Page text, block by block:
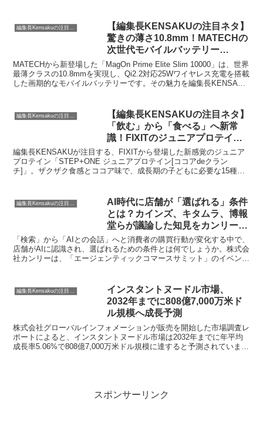
編集長Kensakuの注目ネタ
【編集長KENSAKUの注目ネタ】
驚きの薄さ10.8mm！MATECHの
次世代モバイルバッテリー
「MagOn Prime Elite Slim
10000」があなたの充電ライフを
変えるかもしれません
MATECHから新登場した「MagOn Prime Elite Slim 10000」は、世界
最薄クラスの10.8mmを実現し、Qi2.2対応25Wワイヤレス充電を搭載
した画期的なモバイルバッテリーです。その魅力を編集長KENSAKU
【編集長KENSAKUの注目ネタ】
「飲む」から「食べる」へ新常
識！FIXITのジュニアプロテイン
で子どもの「伸びしろ」を応援し
ませんか？
編集長KENSAKUが注目する、FIXITから登場した新感覚のジュニア
プロテイン「STEP+ONE ジュニアプロテイン[ココアdeクラン
チ]」。ザクザク食感とココア味で、成長期の子どもに必要な15種の
編集長Kensakuの注目ネタ
AI時代に店舗が「選ばれる」条件
とは？カインズ、キタムラ、博報
堂らが議論した知見をカンリーが
無料公開
「検索」から「AIとの会話」へと消費者の購買行動が変化する中で、
店舗がAIに認識され、選ばれるための条件とは何でしょうか。株式会
社カンリーは、「エージェンティックコマースサミット」のイベント
にしました。本記事では、AI時代を生き抜く店舗事業者が明日から実
践できる3つのステップと、具体的な成功事例をご紹介します。
編集長Kensakuの注目ネタ
インスタントヌードル市場、
2032年までに808億7,000万米ド
ル規模へ成長予測
株式会社グローバルインフォメーションが販売を開始した市場調査レ
ポートによると、インスタントヌードル市場は2032年までに年平均
成長率5.06%で808億7,000万米ドル規模に達すると予測されていま
スポンサーリンク